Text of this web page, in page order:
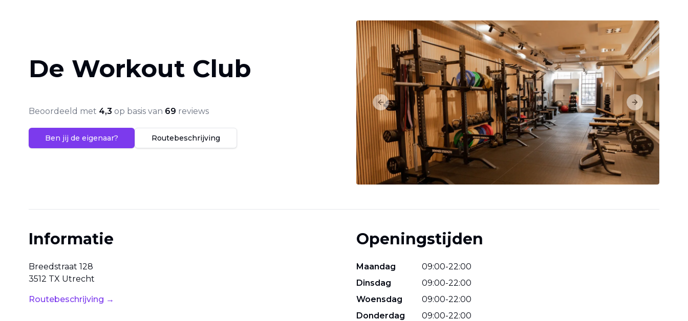
De Workout Club
Beoordeeld met 4,3 op basis van 69 reviews
Ben jij de eigenaar? Routebeschrijving
Previous slide Next slide
Informatie
Breedstraat 128
3512 TX Utrecht
Routebeschrijving →
Openingstijden
Maandag 09:00-22:00
Dinsdag
09:00-22:00
Woensdag
09:00-22:00
Donderdag
09:00-22:00